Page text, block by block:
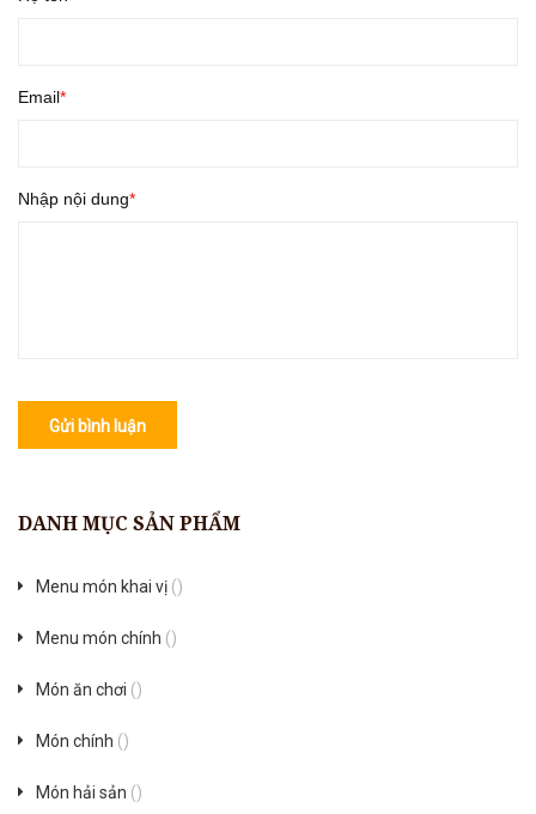
Email
Nhập nội dung
Gửi bình luận
DANH MỤC SẢN PHẨM
Menu món khai vị ()
Menu món chính ()
Món ăn chơi ()
Món chính ()
Món hải sản ()